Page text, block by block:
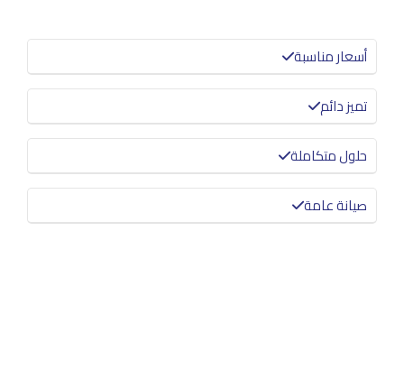
أسعار مناسبة
تميز دائم
حلول متكاملة
صيانة عامة